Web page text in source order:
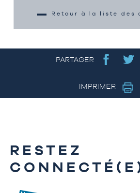
Retour à la liste des
PARTAGER
IMPRIMER
RESTEZ